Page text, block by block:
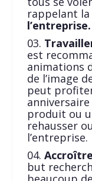
rappelant la
l’entreprise.
est
animations
de l’image
peut
produit ou
rehausser
l’entreprise.
but